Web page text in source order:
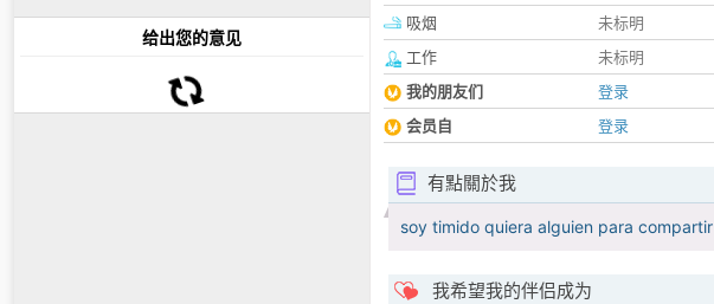
给出您的意见
吸烟
未标明
工作
未标明
我的朋友们
登录
会员自
登录
有點關於我
soy timido quiera alguien para compartir
我希望我的伴侣成为